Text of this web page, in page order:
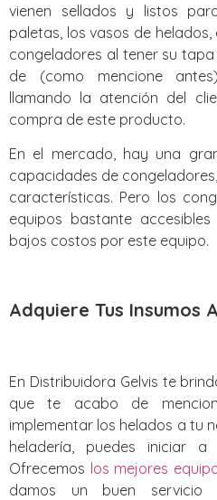
vienen sellados y listos
paletas, los vasos de
congeladores al tener su
de (como mencione
llamando la atención del
compra de este producto.
En el mercado, hay una
capacidades de
características. Pero los
equipos bastante
bajos costos por este equipo.
Adquiere Tus Insumos
En Distribuidora Gelvis te
que te acabo de
implementar los helados a tu
heladería, puedes iniciar
Ofrecemos los mejores
damos un buen